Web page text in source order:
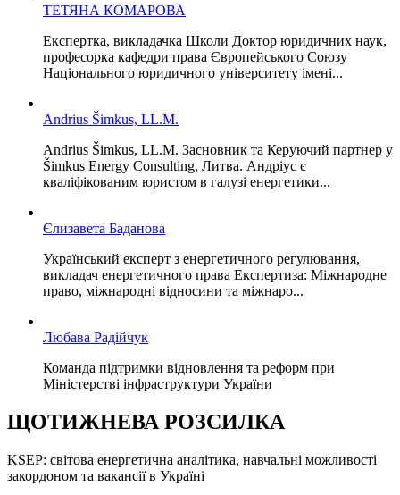
ТЕТЯНА КОМАРОВА
Експертка, викладачка Школи Доктор юридичних наук,
професорка кафедри права Європейського Союзу
Національного юридичного університету імені...
Andrius Šimkus, LL.M.
Andrius Šimkus, LL.M. Засновник та Керуючий партнер у
Šimkus Energy Consulting, Литва. Андріус є
кваліфікованим юристом в галузі енергетики...
Єлизавета Баданова
Український експерт з енергетичного регулювання,
викладач енергетичного права Експертиза: Міжнародне
право, міжнародні відносини та міжнаро...
Любава Радійчук
Команда підтримки відновлення та реформ при
Міністерстві інфраструктури України
ЩОТИЖНЕВА РОЗСИЛКА
KSEP: світова енергетична аналітика, навчальні можливості
закордоном та вакансії в Україні